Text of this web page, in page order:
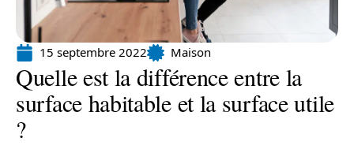
15 septembre 2022 Maison
Quelle est la différence entre la
surface habitable et la surface utile
?